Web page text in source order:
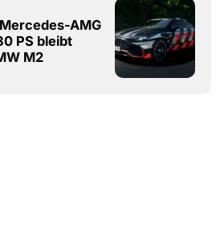
AMG
PS bleibt
M2